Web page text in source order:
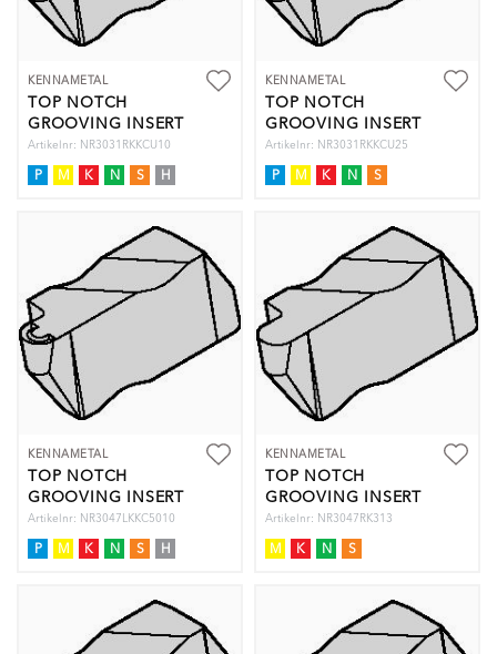
KENNAMETAL
TOP NOTCH
GROOVING INSERT
Artikelnr: NR3031RKKCU10
P M K N S H
KENNAMETAL
TOP NOTCH
GROOVING INSERT
Artikelnr: NR3031RKKCU25
P M K N S
KENNAMETAL
TOP NOTCH
GROOVING INSERT
Artikelnr: NR3047LKKC5010
P M K N S H
KENNAMETAL
TOP NOTCH
GROOVING INSERT
Artikelnr: NR3047RK313
M K N S